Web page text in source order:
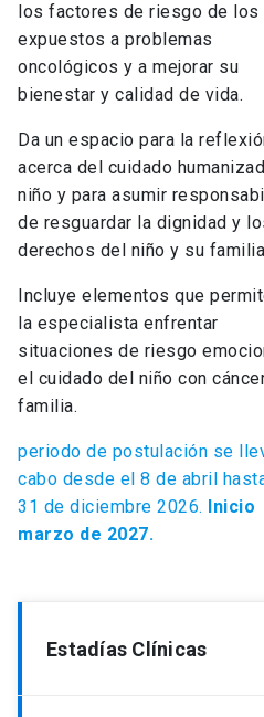
los factores de riesgo de los
expuestos a problemas
oncológicos y a mejorar su
bienestar y calidad de vida.
Da un espacio para la
acerca del cuidado
niño y para asumir
de resguardar la dignidad y
derechos del niño y su
Incluye elementos que
la especialista enfrentar
situaciones de riesgo
el cuidado del niño con
familia.
periodo de postulación se
cabo desde el 8 de abril
31 de diciembre 2026. Inicio
marzo de 2027.
Estadías Clínicas